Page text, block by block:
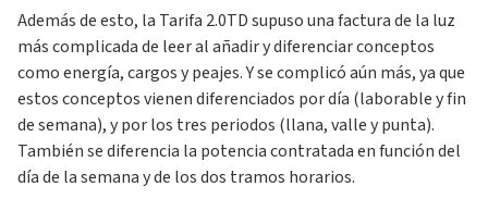
Además de esto, la Tarifa 2.0TD supuso una factura de la luz
más complicada de leer al añadir y diferenciar conceptos
como energía, cargos y peajes. Y se complicó aún más, ya que
estos conceptos vienen diferenciados por día (laborable y fin
de semana), y por los tres periodos (llana, valle y punta).
También se diferencia la potencia contratada en función del
día de la semana y de los dos tramos horarios.